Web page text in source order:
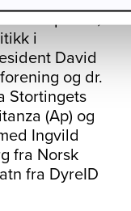
Aspevoll,
i
David
og dr.
Stortingets
(Ap) og
Ingvild
fra Norsk
fra DyreID